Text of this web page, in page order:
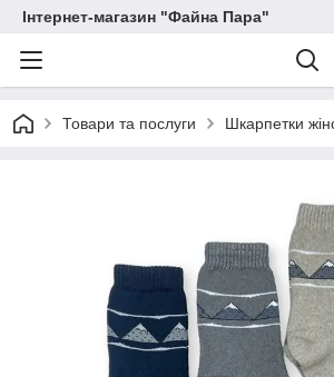
Інтернет-магазин "Файна Пара"
Товари та послуги Шкарпетки